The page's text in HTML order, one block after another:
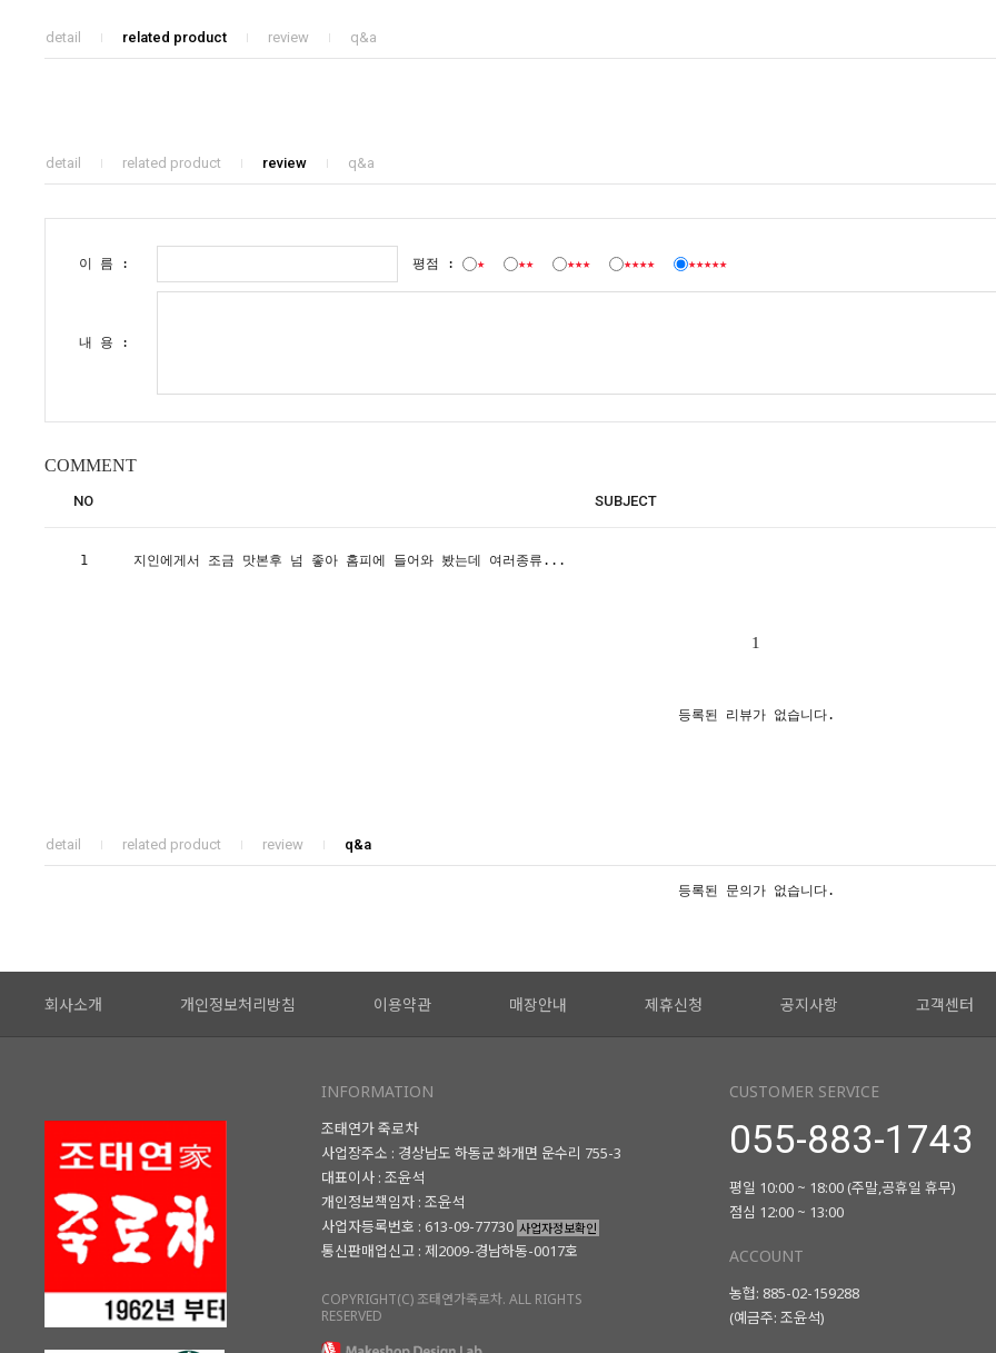
detail related product review q&a
detail related product review q&a
이 름 : 평점 : ★ ★★ ★★★ ★★★★ ★★★★★
내 용 :
COMMENT
NO SUBJECT
1 지인에게서 조금 맛본후 넘 좋아 홈피에 들어와 봤는데 여러종류...
1
등록된 리뷰가 없습니다.
detail related product review q&a
등록된 문의가 없습니다.
회사소개 개인정보처리방침 이용약관 매장안내 제휴신청 공지사항 고객센터
INFORMATION
조태연가 죽로차
사업장주소 : 경상남도 하동군 화개면 운수리 755-3
대표이사 : 조윤석
개인정보책임자 : 조윤석
사업자등록번호 : 613-09-77730 사업자정보확인
통신판매업신고 : 제2009-경남하동-0017호
COPYRIGHT(C) 조태연가죽로차. ALL RIGHTS
RESERVED
CUSTOMER SERVICE
055-883-1743
평일 10:00 ~ 18:00 (주말,공휴일 휴무)
점심 12:00 ~ 13:00
ACCOUNT
농협: 885-02-159288
(예금주: 조윤석)